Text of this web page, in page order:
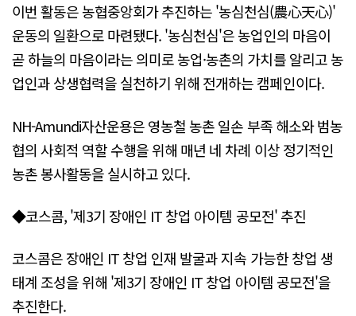
이번 활동은 농협중앙회가 추진하는 '농심천심(農心天心)'
운동의 일환으로 마련됐다. '농심천심'은 농업인의 마음이
곧 하늘의 마음이라는 의미로 농업·농촌의 가치를 알리고 농
업인과 상생협력을 실천하기 위해 전개하는 캠페인이다.
NH-Amundi자산운용은 영농철 농촌 일손 부족 해소와 범농
협의 사회적 역할 수행을 위해 매년 네 차례 이상 정기적인
농촌 봉사활동을 실시하고 있다.
◆코스콤, '제3기 장애인 IT 창업 아이템 공모전' 추진
코스콤은 장애인 IT 창업 인재 발굴과 지속 가능한 창업 생
태계 조성을 위해 '제3기 장애인 IT 창업 아이템 공모전'을
추진한다.